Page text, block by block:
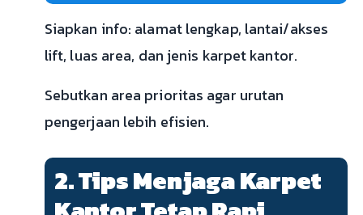
Siapkan info: alamat lengkap, lantai/akses
lift, luas area, dan jenis karpet kantor.
Sebutkan area prioritas agar urutan
pengerjaan lebih efisien.
2. Tips Menjaga Karpet